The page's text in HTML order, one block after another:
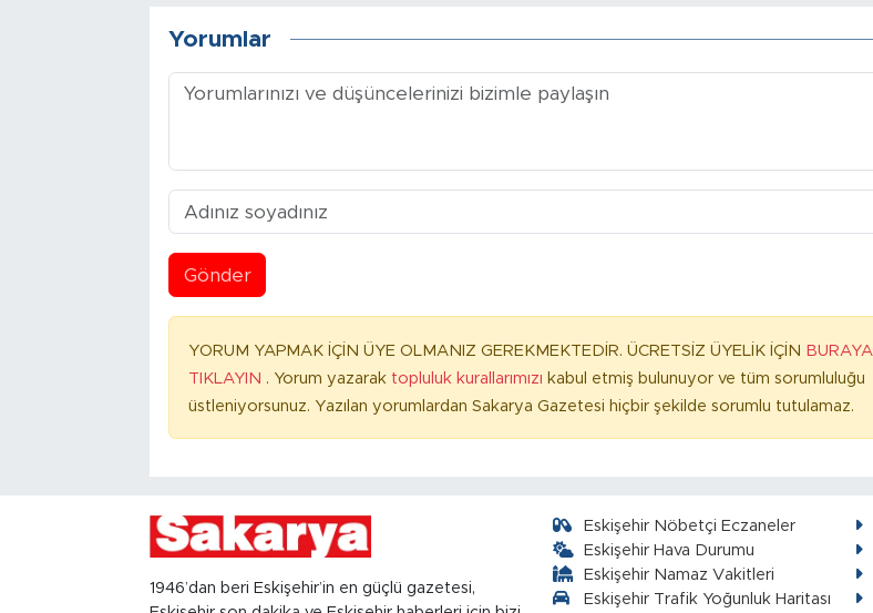
Yorumlar
Gönder
YORUM YAPMAK İÇİN ÜYE OLMANIZ GEREKMEKTEDİR. ÜCRETSİZ ÜYELİK İÇİN BURAYA
TIKLAYIN . Yorum yazarak topluluk kurallarımızı kabul etmiş bulunuyor ve tüm sorumluluğu
üstleniyorsunuz. Yazılan yorumlardan Sakarya Gazetesi hiçbir şekilde sorumlu tutulamaz.
1946’dan beri Eskişehir’in en güçlü gazetesi,
Eskişehir Nöbetçi Eczaneler
Eskişehir Hava Durumu
Eskişehir Namaz Vakitleri
Eskişehir Trafik Yoğunluk Haritası